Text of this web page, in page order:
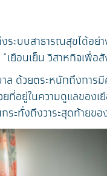
ะบบสาธารณสุขได้อย่
เยือนเย็น วิสาหกิจเพื่อ
าล ด้วยตระหนักถึงกา
อยู่ในความดูแลของเ
ระทั่งถึงวาระสุดท้ายขอ